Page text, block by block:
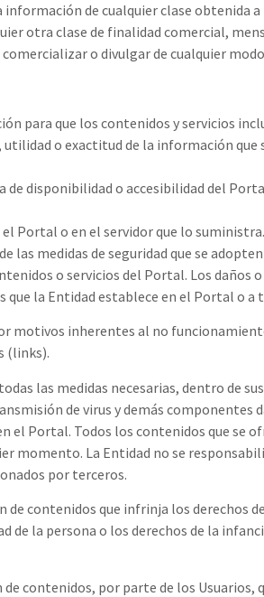
de cualquier clase obtenida
otra clase de finalidad comercial,
o divulgar de cualquier
para que los contenidos y servicios
o exactitud de la información
disponibilidad o accesibilidad del
Portal o en el servidor que lo suministra.
medidas de seguridad que se
o servicios del Portal. Los daños
la Entidad establece en el Portal o a
motivos inherentes al no
(links).
las medidas necesarias, dentro de
de virus y demás componentes
el Portal. Todos los contenidos que se
momento. La Entidad no se
por terceros.
contenidos que infrinja los derechos
la persona o los derechos de la
contenidos, por parte de los Usuarios,